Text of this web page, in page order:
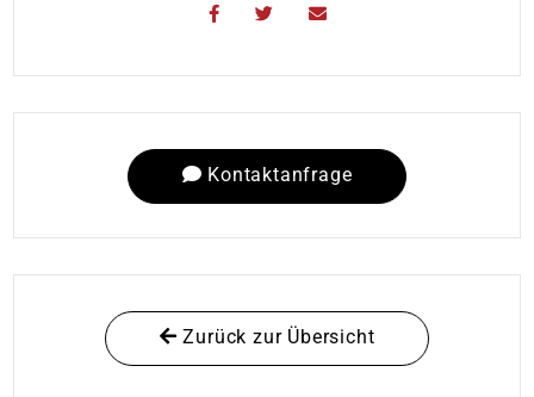
Kontaktanfrage
Zurück zur Übersicht